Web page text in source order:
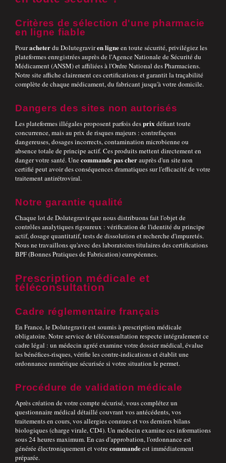
Critères de sélection d'une pharmacie
en ligne fiable
Pouracheterdu Dolutegraviren ligneen toute sécurité, privilégiez les
plateformes enregistrées auprès de l'Agence Nationale de Sécurité du
Médicament (ANSM) et affiliées à l'Ordre National des Pharmaciens.
Notre site affiche clairement ces certifications et garantit la traçabilité
complète de chaque médicament, du fabricant jusqu'à votre domicile.
Dangers des sites non autorisés
Les plateformes illégales proposent parfois desprixdéfiant toute
concurrence, mais au prix de risques majeurs : contrefaçons
dangereuses, dosages incorrects, contamination microbienne ou
absence totale de principe actif. Ces produits mettent directement en
danger votre santé. Unecommandepas cherauprès d'un site non
certifié peut avoir des conséquences dramatiques sur l'efficacité de votre
traitement antirétroviral.
Notre garantie qualité
Chaque lot de Dolutegravir que nous distribuons fait l'objet de
contrôles analytiques rigoureux : vérification de l'identité du principe
actif, dosage quantitatif, tests de dissolution et recherche d'impuretés.
Nous ne travaillons qu'avec des laboratoires titulaires des certifications
BPF (Bonnes Pratiques de Fabrication) européennes.
Prescription médicale et
téléconsultation
Cadre réglementaire français
En France, le Dolutegravir est soumis à prescription médicale
obligatoire. Notre service de téléconsultation respecte intégralement ce
cadre légal : un médecin agréé examine votre dossier médical, évalue
les bénéfices-risques, vérifie les contre-indications et établit une
ordonnance numérique sécurisée si votre situation le permet.
Procédure de validation médicale
Après création de votre compte sécurisé, vous complétez un
questionnaire médical détaillé couvrant vos antécédents, vos
traitements en cours, vos allergies connues et vos derniers bilans
biologiques (charge virale, CD4). Un médecin examine ces informations
sous 24 heures maximum. En cas d'approbation, l'ordonnance est
générée électroniquement et votrecommandeest immédiatement
préparée.